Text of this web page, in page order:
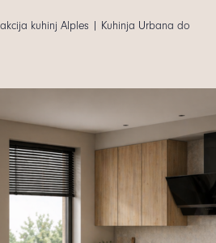
kuhinj Alples | Kuhinja Urbana do